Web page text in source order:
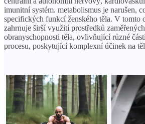
imunitní systém. metabolismus je narušen,
specifických funkcí ženského těla. V tomto
zahrnuje širší využití prostředků
obranyschopnosti těla, ovlivňující různé
procesu, poskytující komplexní účinek na